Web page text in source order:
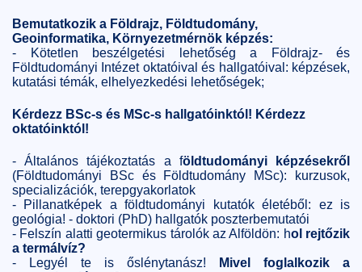
Bemutatkozik a Földrajz, Földtudomány,
Geoinformatika, Környezetmérnök képzés:
- Kötetlen beszélgetési lehetőség a Földrajz- és
Földtudományi Intézet oktatóival és hallgatóival: képzések,
kutatási témák, elhelyezkedési lehetőségek;
Kérdezz BSc-s és MSc-s hallgatóinktól! Kérdezz
oktatóinktól!
- Általános tájékoztatás a földtudományi képzésekről
(Földtudományi BSc és Földtudomány MSc): kurzusok,
specializációk, terepgyakorlatok
- Pillanatképek a földtudományi kutatók életéből: ez is
geológia! - doktori (PhD) hallgatók poszterbemutatói
- Felszín alatti geotermikus tárolók az Alföldön: hol rejtőzik
a termálvíz?
- Legyél te is őslénytanász!
Mivel foglalkozik a